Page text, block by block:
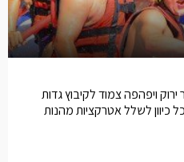
ויפהפה צמוד לקיבוץ גדות
לשלל אטרקציות מהנות